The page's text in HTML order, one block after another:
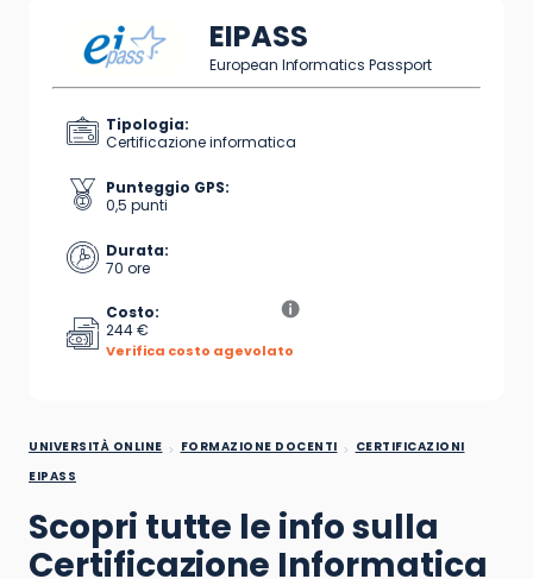
EIPASS
European Informatics Passport
Tipologia:
Certificazione informatica
Punteggio GPS:
0,5 punti
Durata:
70 ore
Costo:
244 €
Verifica costo agevolato
UNIVERSITÀ ONLINE FORMAZIONE DOCENTI
CERTIFICAZIONI
EIPASS
Scopri tutte le info sulla
Certificazione Informatica